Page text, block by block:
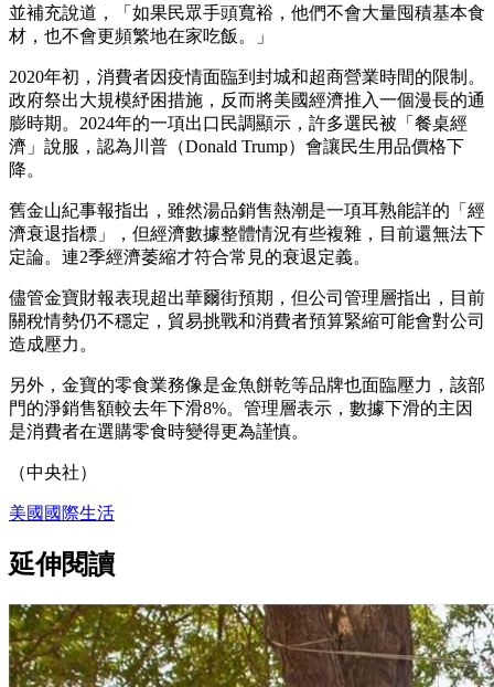
並補充說道，「如果民眾手頭寬裕，他們不會大量囤積基本食
材，也不會更頻繁地在家吃飯。」
2020年初，消費者因疫情面臨到封城和超商營業時間的限制。
政府祭出大規模紓困措施，反而將美國經濟推入一個漫長的通
膨時期。2024年的一項出口民調顯示，許多選民被「餐桌經
濟」說服，認為川普（Donald Trump）會讓民生用品價格下
降。
舊金山紀事報指出，雖然湯品銷售熱潮是一項耳熟能詳的「經
濟衰退指標」，但經濟數據整體情況有些複雜，目前還無法下
定論。連2季經濟萎縮才符合常見的衰退定義。
儘管金寶財報表現超出華爾街預期，但公司管理層指出，目前
關稅情勢仍不穩定，貿易挑戰和消費者預算緊縮可能會對公司
造成壓力。
另外，金寶的零食業務像是金魚餅乾等品牌也面臨壓力，該部
門的淨銷售額較去年下滑8%。管理層表示，數據下滑的主因
是消費者在選購零食時變得更為謹慎。
（中央社）
美國 國際生活
延伸閱讀